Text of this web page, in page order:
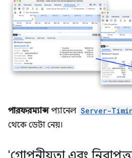
পারফরম্যান্সপ্যানেল Server-
থেকে ডেটা নেয়।